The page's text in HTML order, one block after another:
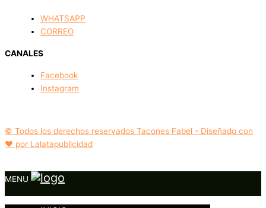
WHATSAPP
CORREO
CANALES
Facebook
Instagram
© Todos los derechos reservados Tacones Fabel - Diseñado con
❤️ por Lalatapublicidad
MENU